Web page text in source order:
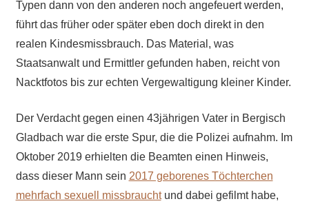
Typen dann von den anderen noch angefeuert werden,
führt das früher oder später eben doch direkt in den
realen Kindesmissbrauch. Das Material, was
Staatsanwalt und Ermittler gefunden haben, reicht von
Nacktfotos bis zur echten Vergewaltigung kleiner Kinder.
Der Verdacht gegen einen 43jährigen Vater in Bergisch
Gladbach war die erste Spur, die die Polizei aufnahm. Im
Oktober 2019 erhielten die Beamten einen Hinweis,
dass dieser Mann sein 2017 geborenes Töchterchen
mehrfach sexuell missbrauchtund dabei gefilmt habe,